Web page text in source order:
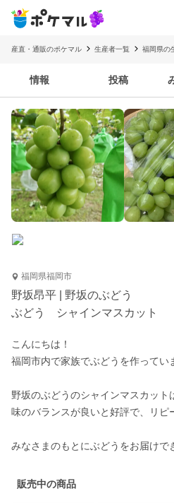
産直・通販のポケマル 生産者一覧 福岡県の
情報 投稿
福岡県福岡市
野坂昂平 | 野坂のぶどう
ぶどう シャインマスカット
こんにちは！
福岡市内で家族でぶどうを作ってい
野坂のぶどうのシャインマスカッ
味のバランスが良いと好評で、リピ
みなさまのもとにぶどうをお届け
販売中の商品